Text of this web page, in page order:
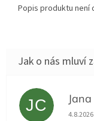
Popis produktu není
JC
4.8.2026